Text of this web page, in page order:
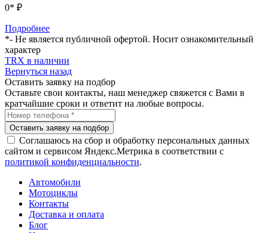
0* ₽
Подробнее
*- Не является публичной офертой. Носит ознакомительный
характер
TRX в наличии
Вернуться назад
Оставить заявку на подбор
Оставьте свои контакты, наш менеджер свяжется с Вами в
кратчайшие сроки и ответит на любые вопросы.
Соглашаюсь на сбор и обработку персональных данных
сайтом и сервисом Яндекс.Метрика в соответствии с
политикой конфиденциальности.
Автомобили
Мотоциклы
Контакты
Доставка и оплата
Блог